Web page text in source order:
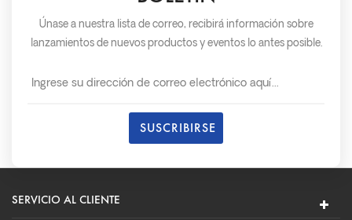
Únase a nuestra lista de correo, recibirá información sobre
lanzamientos de nuevos productos y eventos lo antes posible.
SERVICIO AL CLIENTE